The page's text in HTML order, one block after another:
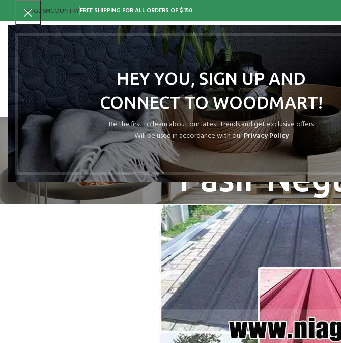
HEY YOU, SIGN UP AND
CONNECT TO WOODMART!
Be the first to learn about our latest trends and get exclusive offers
Will be used in accordance with ourPrivacy Policy
ENGLISHCOUNTRYFREE SHIPPING FOR ALL ORDERS OF $150
Tag Archives:
Pasir